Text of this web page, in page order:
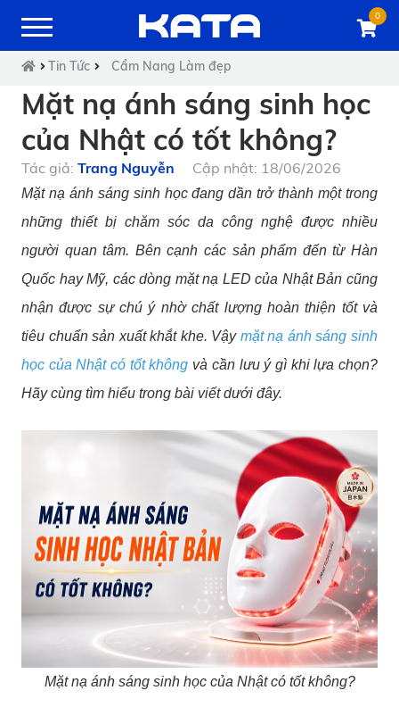
0
Tin Tức Cẩm Nang Làm đẹp
Mặt nạ ánh sáng sinh học
của Nhật có tốt không?
Tác giả: Trang Nguyễn Cập nhật: 18/06/2026
Mặt nạ ánh sáng sinh học đang dần trở thành một trong
những thiết bị chăm sóc da công nghệ được nhiều
người quan tâm. Bên cạnh các sản phẩm đến từ Hàn
Quốc hay Mỹ, các dòng mặt nạ LED của Nhật Bản cũng
nhận được sự chú ý nhờ chất lượng hoàn thiện tốt và
tiêu chuẩn sản xuất khắt khe. Vậy mặt nạ ánh sáng sinh
học của Nhật có tốt không và cần lưu ý gì khi lựa chọn?
Hãy cùng tìm hiểu trong bài viết dưới đây.
Mặt nạ ánh sáng sinh học của Nhật có tốt không?